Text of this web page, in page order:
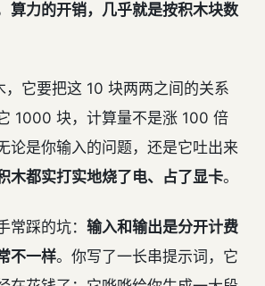
算力的开销，几乎就是按积木块数
，它要把这 10 块两两之间的关系
1000 块，计算量不是涨 100 倍
论是你输入的问题，还是它吐出来
木都实打实地烧了电、占了显卡。
常踩的坑： 输入和输出是分开计费
不一样。你写了一长串提示词，它